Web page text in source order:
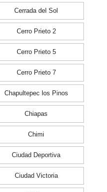
Cerrada del Sol
Cerro Prieto 2
Cerro Prieto 5
Cerro Prieto 7
Chapultepec los Pinos
Chiapas
Chimi
Ciudad Deportiva
Ciudad Victoria